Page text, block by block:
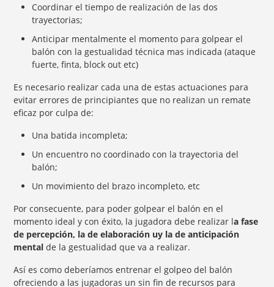
Coordinar el tiempo de realización de las dos
trayectorias;
Anticipar mentalmente el momento para golpear el
balón con la gestualidad técnica mas indicada (ataque
fuerte, finta, block out etc)
Es necesario realizar cada una de estas actuaciones para
evitar errores de principiantes que no realizan un remate
eficaz por culpa de:
Una batida incompleta;
Un encuentro no coordinado con la trayectoria del
balón;
Un movimiento del brazo incompleto, etc
Por consecuente, para poder golpear el balón en el
momento ideal y con éxito, la jugadora debe realizar la fase
de percepción, la de elaboración uy la de anticipación
mental de la gestualidad que va a realizar.
Así es como deberíamos entrenar el golpeo del balón
ofreciendo a las jugadoras un sin fin de recursos para